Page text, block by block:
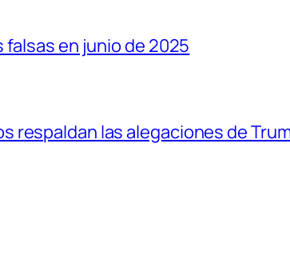
en junio de 2025
las alegaciones de